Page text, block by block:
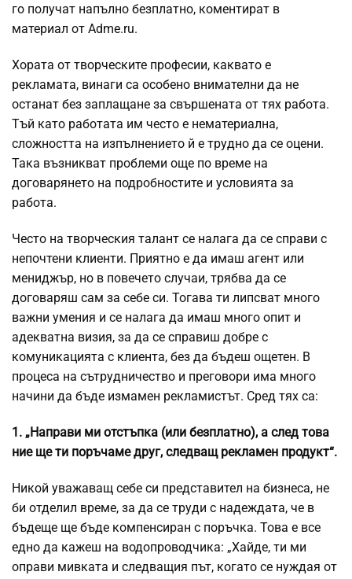
го получат напълно безплатно, коментират в
материал от Adme.ru.
Хората от творческите професии, каквато е
рекламата, винаги са особено внимателни да не
останат без заплащане за свършената от тях работа.
Тъй като работата им често е нематериална,
сложността на изпълнението й е трудно да се оцени.
Така възникват проблеми още по време на
договарянето на подробностите и условията за
работа.
Често на творческия талант се налага да се справи с
непочтени клиенти. Приятно е да имаш агент или
мениджър, но в повечето случаи, трябва да се
договаряш сам за себе си. Тогава ти липсват много
важни умения и се налага да имаш много опит и
адекватна визия, за да се справиш добре с
комуникацията с клиента, без да бъдеш ощетен. В
процеса на сътрудничество и преговори има много
начини да бъде измамен рекламистът. Сред тях са:
1. „Направи ми отстъпка (или безплатно), а след това
ние ще ти поръчаме друг, следващ рекламен продукт“.
Никой уважаващ себе си представител на бизнеса, не
би отделил време, за да се труди с надеждата, че в
бъдеще ще бъде компенсиран с поръчка. Това е все
едно да кажеш на водопроводчика: „Хайде, ти ми
оправи мивката и следващия път, когато се нуждая от